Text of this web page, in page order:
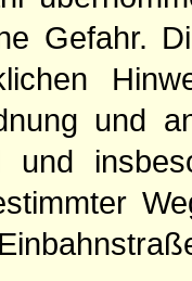
Gefahr.
und
und